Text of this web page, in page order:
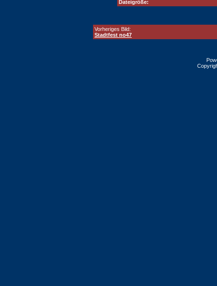
Dateigröße:
Vorheriges Bild:
Stadtfest no47